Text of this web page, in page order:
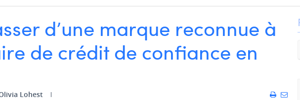
d’une marque reconnue à
de crédit de confiance en
Lohest